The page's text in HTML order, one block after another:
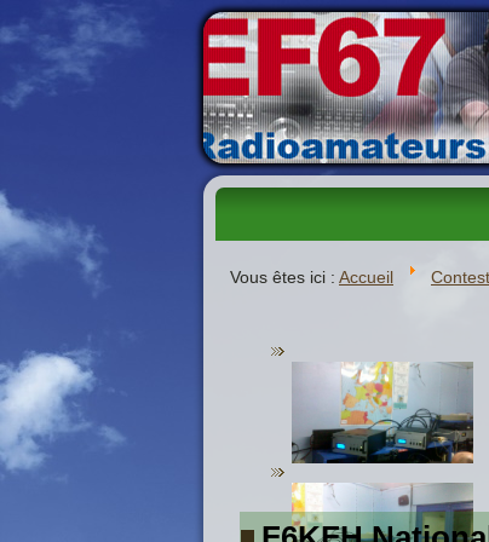
Vous êtes ici : Accueil Contest